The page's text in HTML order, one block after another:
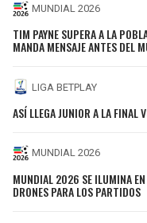
MUNDIAL 2026
TIM PAYNE SUPERA A LA
MANDA MENSAJE ANTES DEL
LIGA BETPLAY
ASÍ LLEGA JUNIOR A LA FINAL
MUNDIAL 2026
MUNDIAL 2026 SE ILUMINA
DRONES PARA LOS PARTIDOS